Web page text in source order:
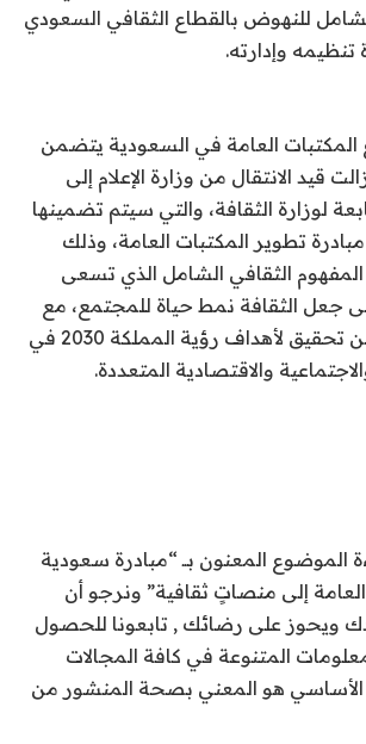
للنهوض بالقطاع الثقافي السعودي
تنظيمه وإدارته.
المكتبات العامة في السعودية يتضمن
قيد الانتقال من وزارة الإعلام إلى
لوزارة الثقافة، والتي سيتم تضمينها
تطوير المكتبات العامة، وذلك
الثقافي الشامل الذي تسعى
جعل الثقافة نمط حياة للمجتمع، مع
ما يتضمنه ذلك من تحقيق لأهداف رؤية المملكة 2030 في
والاقتصادية المتعددة.
الموضوع المعنون بــ “مبادرة سعودية
إلى منصاتٍ ثقافية” ونرجو أن
ويحوز على رضائك , تابعونا للحصول
المتنوعة في كافة المجالات
الأساسي هو المعني بصحة المنشور من